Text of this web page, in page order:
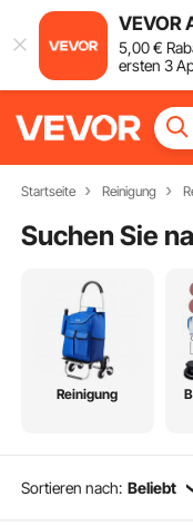
VEVOR
5,00€
ersten 3
Startseite Reinigung
Suchen Sie
Reinigung
Sortieren nach: Beliebt